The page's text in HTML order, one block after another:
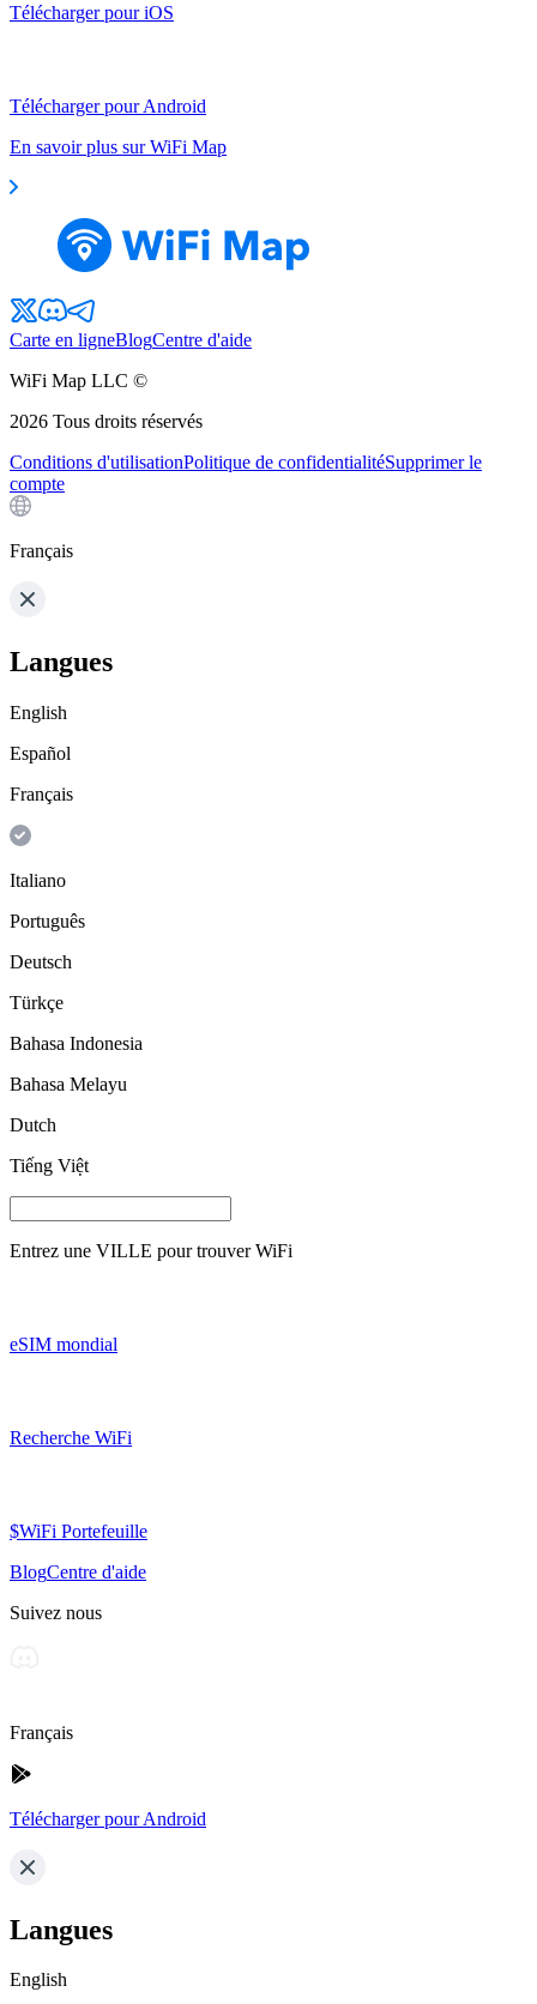
Télécharger pour iOS
Télécharger pour Android
En savoir plus sur WiFi Map
Carte en ligneBlogCentre d'aide
WiFi Map LLC ©
2026 Tous droits réservés
Conditions d'utilisationPolitique de confidentialitéSupprimer le
compte
Français
Langues
English
Español
Français
Italiano
Português
Deutsch
Türkçe
Bahasa Indonesia
Bahasa Melayu
Dutch
Tiếng Việt
Entrez une VILLE pour trouver WiFi
eSIM mondial
Recherche WiFi
$WiFi Portefeuille
BlogCentre d'aide
Suivez nous
Français
Télécharger pour Android
Langues
English